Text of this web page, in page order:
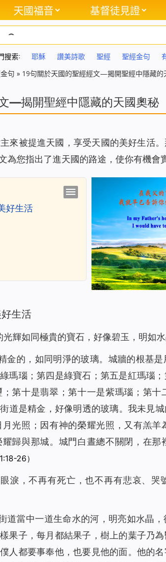
天國福音 基督徒見證
搜索: 耶穌 讚美詩歌 聖經 聖經金句
句 » 19句關於天國的聖經經文—揭開聖經中隱藏的
—揭開聖經中隱藏的天國奧秘
來被提進天國，享受天國的美好生活
為您指出了進天國的路途，使你有機會
好生活
生活
輝如同極貴的寶石，好像碧玉，明如水
金的，如同明淨的玻璃。城牆的根基
瑪瑙；第四是綠寶石；第五是紅瑪瑙
第十是翡翠；第十一是紫瑪瑙；第十
道是精金，好像明透的玻璃。我未見
光照；因有神的榮耀光照，又有羔
歸與那城。城門白晝總不關閉，在
26）
淚，不再有死亡，也不再有悲哀、哭
道當中一道生命水的河，明亮如水晶
果子，每月都結果子，樹上的葉子乃
人都要事奉他，也要見他的面。他的